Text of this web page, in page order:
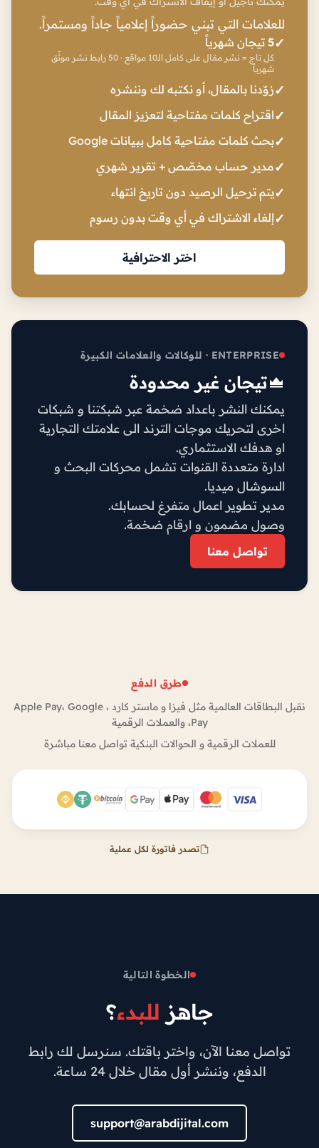
للعلامات التي تبني حضوراً إعلامياً جاداً ومستمراً.
5 تيجان شهرياً
كل تاج = نشر مقال على كامل الـ10 مواقع · 50 رابط نشر موثّق
شهرياً
زوّدنا بالمقال، أو نكتبه لك وننشره
اقتراح كلمات مفتاحية لتعزيز المقال
بحث كلمات مفتاحية كامل ببيانات Google
مدير حساب مخصّص + تقرير شهري
يتم ترحيل الرصيد دون تاريخ انتهاء
إلغاء الاشتراك في أي وقت بدون رسوم
اختر الاحترافية
ENTERPRISE · للوكالات والعلامات الكبيرة
تيجان غير محدودة
يمكنك النشر باعداد ضخمة عبر شبكتنا و شبكات
اخرى لتحريك موجات الترند الى علامتك التجارية
او هدفك الاستثماري.
ادارة متعددة القنوات تشمل محركات البحث و
السوشال ميديا.
مدير تطوير اعمال متفرغ لحسابك.
وصول مضمون و ارقام ضخمة.
تواصل معنا
طرق الدفع
نقبل البطاقات العالمية مثل فيزا و ماستر كارد ، Apple Pay، Google
Pay، والعملات الرقمية
للعملات الرقمية و الحوالات البنكية تواصل معنا مباشرة
تصدر فاتورة لكل عملية
الخطوة التالية
جاهز للبدء؟
تواصل معنا الآن، واختر باقتك. سنرسل لك رابط
الدفع، وننشر أول مقال خلال 24 ساعة.
support@arabdijital.com